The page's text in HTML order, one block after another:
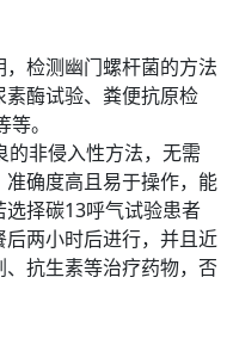
检测幽门螺杆菌的方法
酶试验、粪便抗原检
。
非侵入性方法，无需
确度高且易于操作，能
择碳13呼气试验患者
两小时后进行，并且近
抗生素等治疗药物，否